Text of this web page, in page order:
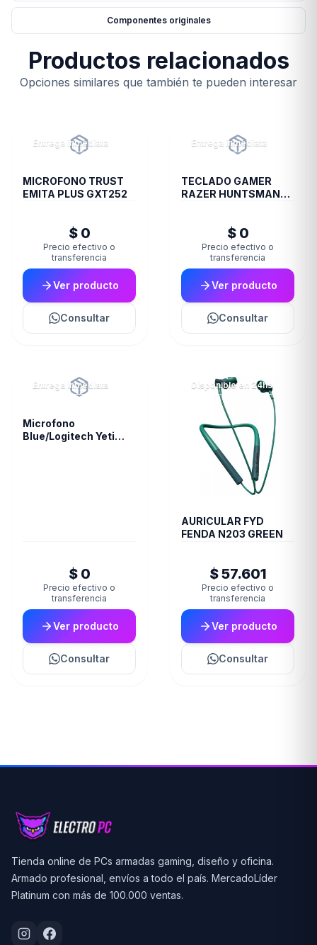
Componentes originales
Productos relacionados
Opciones similares que también te pueden interesar
Entrega inmediata
MICROFONO TRUST
EMITA PLUS GXT252
$ 0
Precio efectivo o
transferencia
Ver producto
Consultar
Entrega inmediata
TECLADO GAMER
RAZER HUNTSMAN
$ 0
Precio efectivo o
transferencia
Ver producto
Consultar
Entrega inmediata
Microfono
Blue/Logitech Yeti
$ 0
Precio efectivo o
transferencia
Ver producto
Consultar
Disponible en 24hs
AURICULAR FYD
FENDA N203 GREEN
$ 57.601
Precio efectivo o
transferencia
Ver producto
Consultar
Tienda online de PCs armadas gaming, diseño y oficina.
Armado profesional, envíos a todo el país. MercadoLíder
Platinum con más de 100.000 ventas.